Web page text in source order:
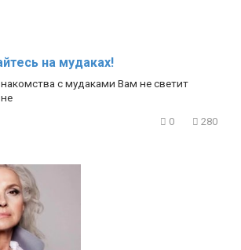
на мудаках!
с мудаками Вам не светит
0 280